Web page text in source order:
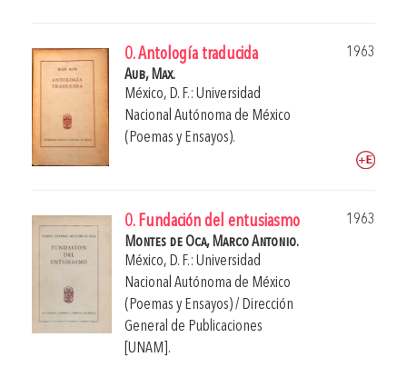
0. Antología traducida
1963
Aub, Max.
México, D. F.: Universidad
Nacional Autónoma de México
(Poemas y Ensayos).
0. Fundación del entusiasmo
1963
Montes de Oca, Marco Antonio.
México, D. F.: Universidad
Nacional Autónoma de México
(Poemas y Ensayos) / Dirección
General de Publicaciones
[UNAM].